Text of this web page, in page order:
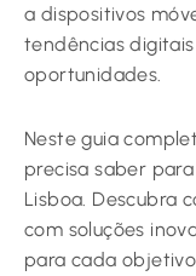
a dispositivos
tendências
oportunidades.
Neste guia
precisa saber
Lisboa. Descubra
com soluções
para cada